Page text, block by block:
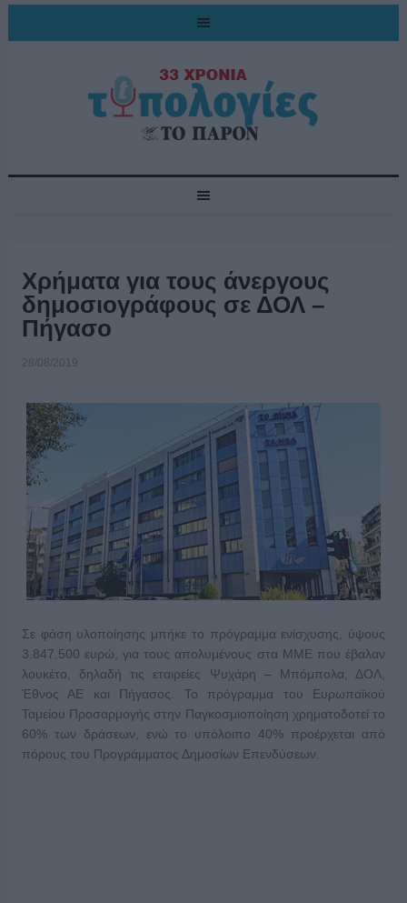
Χρήματα για τους άνεργους
δημοσιογράφους σε ΔΟΛ –
Πήγασο
28/08/2019
Σε φάση υλοποίησης μπήκε το πρόγραμμα ενίσχυσης, ύψους
3.847.500 ευρώ, για τους απολυμένους στα ΜΜΕ που έβαλαν
λουκέτο, δηλαδή τις εταιρείες Ψυχάρη – Μπόμπολα, ΔΟΛ,
Έθνος ΑΕ και Πήγασος. Το πρόγραμμα του Ευρωπαϊκού
Ταμείου Προσαρμογής στην Παγκοσμιοποίηση χρηματοδοτεί το
60% των δράσεων, ενώ το υπόλοιπο 40% προέρχεται από
πόρους του Προγράμματος Δημοσίων Επενδύσεων.